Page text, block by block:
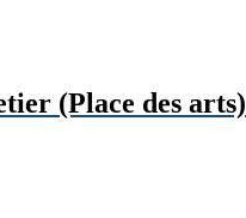
(Place des arts)